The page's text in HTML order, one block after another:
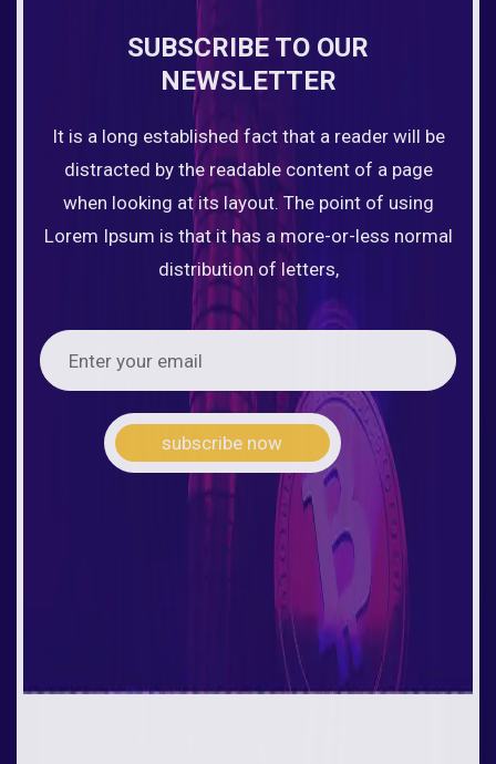
SUBSCRIBE TO OUR
NEWSLETTER
It is a long established fact that a reader will be
distracted by the readable content of a page
when looking at its layout. The point of using
Lorem Ipsum is that it has a more-or-less normal
distribution of letters,
subscribe now